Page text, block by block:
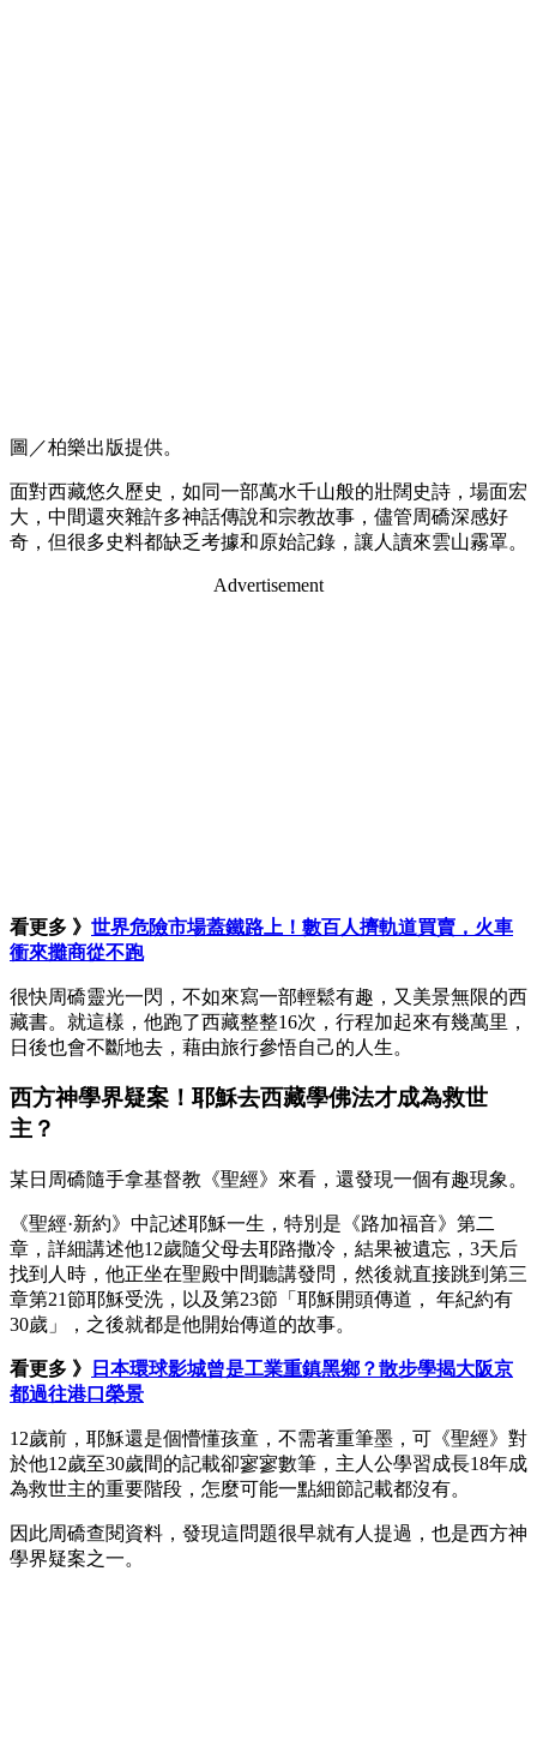
圖／柏樂出版提供。
面對西藏悠久歷史，如同一部萬水千山般的壯闊史詩，場面宏
大，中間還夾雜許多神話傳說和宗教故事，儘管周礄深感好
奇，但很多史料都缺乏考據和原始記錄，讓人讀來雲山霧罩。
Advertisement
看更多 》 世界危險市場蓋鐵路上！數百人擠軌道買賣，火車
衝來攤商從不跑
很快周礄靈光一閃，不如來寫一部輕鬆有趣，又美景無限的西
藏書。就這樣，他跑了西藏整整16次，行程加起來有幾萬里，
日後也會不斷地去，藉由旅行參悟自己的人生。
西方神學界疑案！耶穌去西藏學佛法才成為救世
主？
某日周礄隨手拿基督教《聖經》來看，還發現一個有趣現象。
《聖經·新約》中記述耶穌一生，特別是《路加福音》第二
章，詳細講述他12歲隨父母去耶路撒冷，結果被遺忘，3天后
找到人時，他正坐在聖殿中間聽講發問，然後就直接跳到第三
章第21節耶穌受洗，以及第23節「耶穌開頭傳道， 年紀約有
30歲」，之後就都是他開始傳道的故事。
看更多 》
日本環球影城曾是工業重鎮黑鄉？散步學揭大阪京
都過往港口榮景
12歲前，耶穌還是個懵懂孩童，不需著重筆墨，可《聖經》對
於他12歲至30歲間的記載卻寥寥數筆，主人公學習成長18年成
為救世主的重要階段，怎麼可能一點細節記載都沒有。
因此周礄查閱資料，發現這問題很早就有人提過，也是西方神
學界疑案之一。